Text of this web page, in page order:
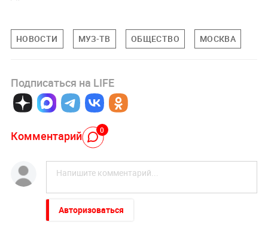
НОВОСТИ МУЗ-ТВ ОБЩЕСТВО МОСКВА
Подписаться на LIFE
Комментарий 0
Авторизоваться